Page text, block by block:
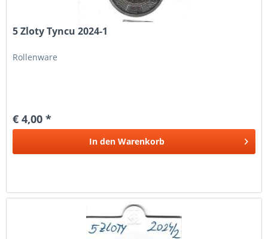
5 Zloty Tyncu 2024-1
Rollenware
€ 4,00 *
In den Warenkorb